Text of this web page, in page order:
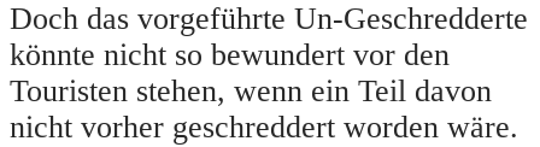
Doch das vorgeführte Un-Geschredderte
könnte nicht so bewundert vor den
Touristen stehen, wenn ein Teil davon
nicht vorher geschreddert worden wäre.